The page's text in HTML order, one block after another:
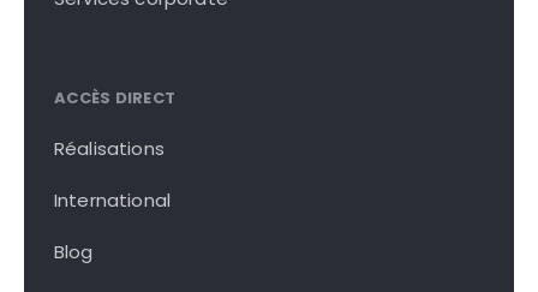
ACCÈS DIRECT
Réalisations
International
Blog